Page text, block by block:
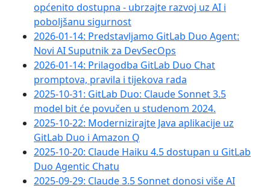
općenito dostupna - ubrzajte razvoj uz AI i
poboljšanu sigurnost
2026-01-14: Predstavljamo GitLab Duo Agent:
Novi AI Suputnik za DevSecOps
2026-01-14: Prilagodba GitLab Duo Chat
promptova, pravila i tijekova rada
2025-10-31: GitLab Duo: Claude Sonnet 3.5
model bit će povučen u studenom 2024.
2025-10-22: Modernizirajte Java aplikacije uz
GitLab Duo i Amazon Q
2025-10-20: Claude Haiku 4.5 dostupan u GitLab
Duo Agentic Chatu
2025-09-29: Claude 3.5 Sonnet donosi više AI